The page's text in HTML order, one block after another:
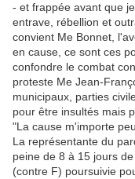
- et frappée avant que
entrave, rébellion et
convient Me Bonnet,
en cause, ce sont ces
confondre le combat
proteste Me Jean-
municipaux, parties
pour être insultés mais
"La cause m'importe
La représentante du
peine de 8 à 15 jours
(contre F) poursuivie